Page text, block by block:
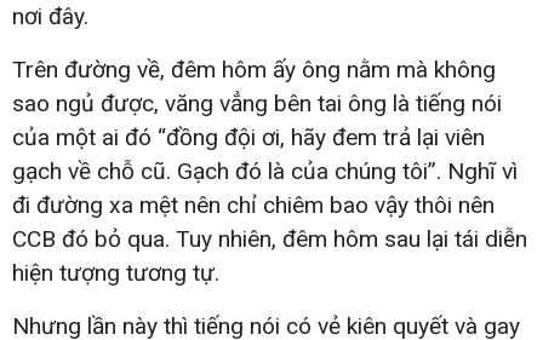
nơi đây.
Trên đường về, đêm hôm ấy ông nằm mà không
sao ngủ được, văng vẳng bên tai ông là tiếng nói
của một ai đó “đồng đội ơi, hãy đem trả lại viên
gạch về chỗ cũ. Gạch đó là của chúng tôi”. Nghĩ vì
đi đường xa mệt nên chỉ chiêm bao vậy thôi nên
CCB đó bỏ qua. Tuy nhiên, đêm hôm sau lại tái diễn
hiện tượng tương tự.
Nhưng lần này thì tiếng nói có vẻ kiên quyết và gay